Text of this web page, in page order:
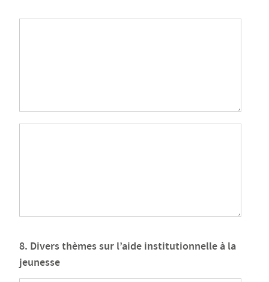
8. Divers thèmes sur l’aide institutionnelle à la
jeunesse